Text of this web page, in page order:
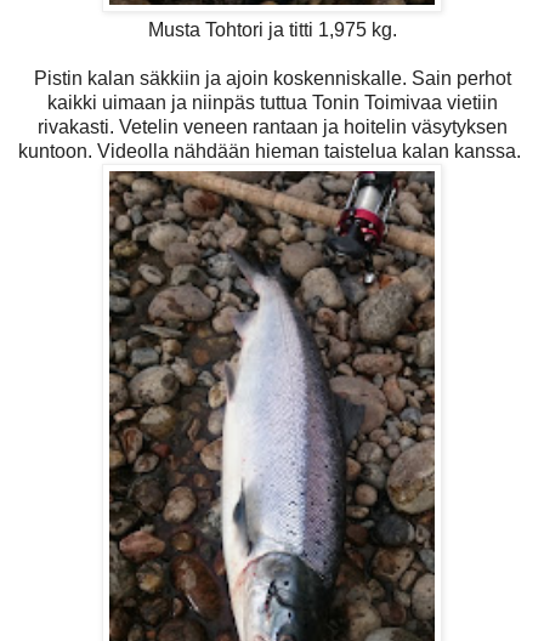
Musta Tohtori ja titti 1,975 kg.
Pistin kalan säkkiin ja ajoin koskenniskalle. Sain perhot
kaikki uimaan ja niinpäs tuttua Tonin Toimivaa vietiin
rivakasti. Vetelin veneen rantaan ja hoitelin väsytyksen
kuntoon. Videolla nähdään hieman taistelua kalan kanssa.